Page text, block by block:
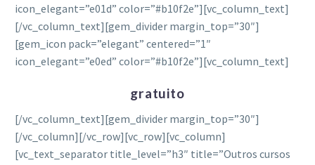
icon_elegant=”e01d” color=”#b10f2e”][vc_column_text]
[/vc_column_text][gem_divider margin_top=”30″]
[gem_icon pack=”elegant” centered=”1″
icon_elegant=”e0ed” color=”#b10f2e”][vc_column_text]
gratuito
[/vc_column_text][gem_divider margin_top=”30″]
[/vc_column][/vc_row][vc_row][vc_column]
[vc_text_separator title_level=”h3″ title=”Outros cursos